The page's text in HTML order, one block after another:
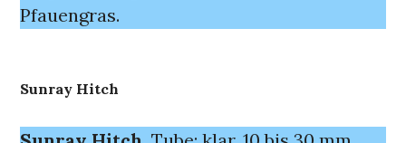
Pfauengras.
Sunray Hitch